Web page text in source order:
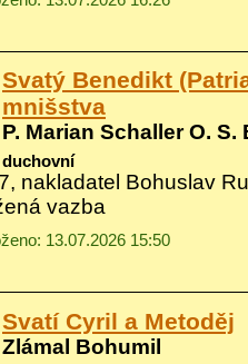
Svatý Benedikt
mnišstva
P. Marian Schaller O. S.
duchovní
nakladatel Bohuslav
vazba
13.07.2026 15:50
Svatí Cyril a Metoděj
Zlámal Bohumil